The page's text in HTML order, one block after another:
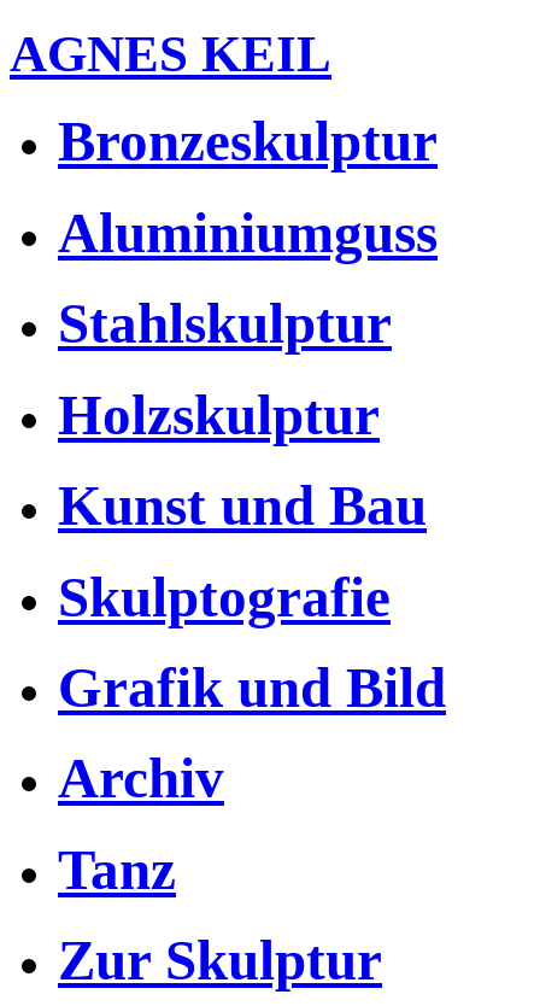
AGNES KEIL
Bronzeskulptur
Aluminiumguss
Stahlskulptur
Holzskulptur
Kunst und Bau
Skulptografie
Grafik und Bild
Archiv
Tanz
Zur Skulptur